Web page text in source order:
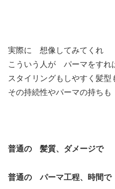
実際に 想像してみてくれ
こういう人が パーマをすれ
スタイリングもしやすく髪型
その持続性やパーマの持ち
普通の 髪質、ダメージで
普通の パーマ工程、時間で